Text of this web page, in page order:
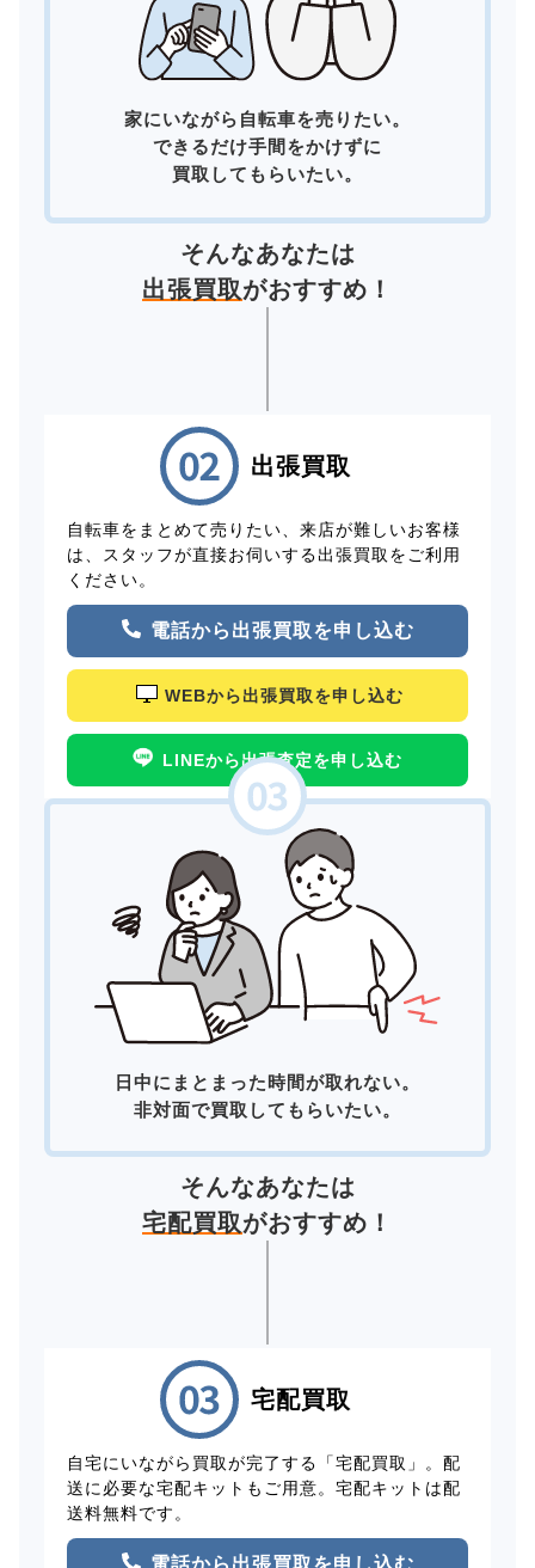
家にいながら自転車を売りたい。
できるだけ手間をかけずに
買取してもらいたい。
そんなあなたは
出張買取がおすすめ！
出張買取
自転車をまとめて売りたい、来店が難しいお客様
は、スタッフが直接お伺いする出張買取をご利用
ください。
電話から出張買取を申し込む
WEBから出張買取を申し込む
LINEから出張査定を申し込む
日中にまとまった時間が取れない。
非対面で買取してもらいたい。
そんなあなたは
宅配買取がおすすめ！
宅配買取
自宅にいながら買取が完了する「宅配買取」。配
送に必要な宅配キットもご用意。宅配キットは配
送料無料です。
電話から出張買取を申し込む